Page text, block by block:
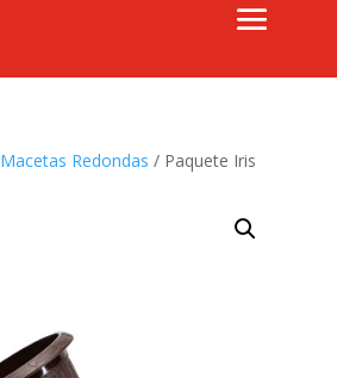
Macetas Redondas / Paquete Iris